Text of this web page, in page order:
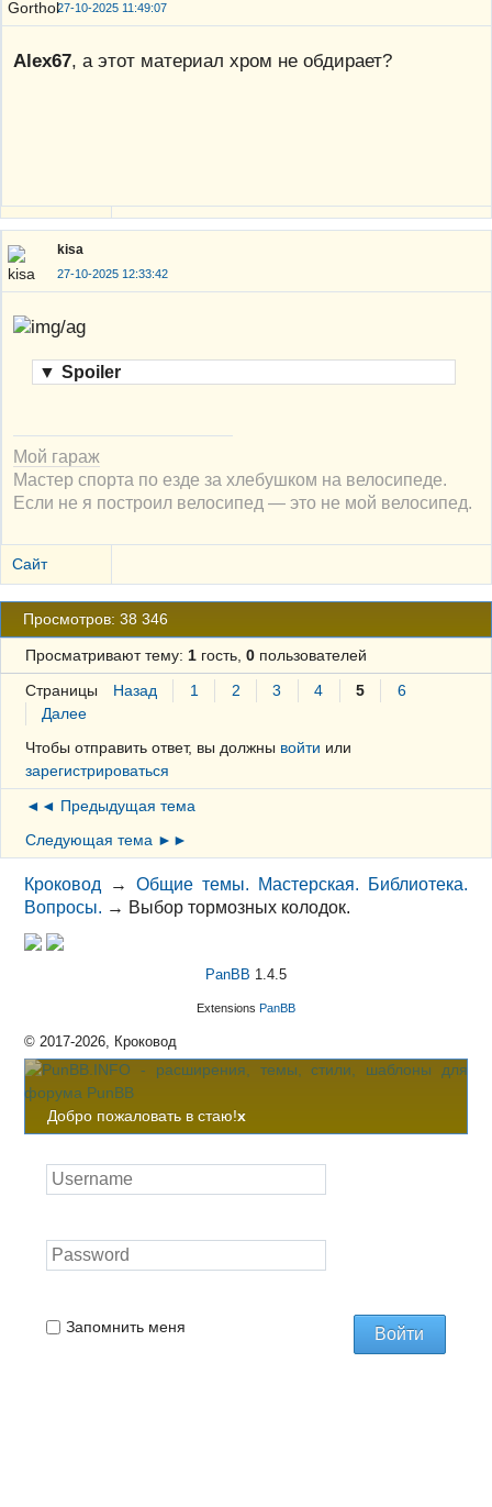
27-10-2025 11:49:07
Alex67, а этот материал хром не обдирает?
kisa
27-10-2025 12:33:42
▼ Spoiler
Мой гараж
Мастер спорта по езде за хлебушком на велосипеде.
Если не я построил велосипед — это не мой велосипед.
Сайт
Просмотров: 38 346
Просматривают тему: 1гость, 0пользователей
Страницы Назад 1 2 3 4 5
6
Далее
Чтобы отправить ответ, вы должны войти или
зарегистрироваться
◄◄ Предыдущая тема
Следующая тема ►►
Кроковод →Общие темы. Мастерская. Библиотека.
Вопросы. → Выбор тормозных колодок.
PanBB 1.4.5
Extensions PanBB
© 2017-2026, Кроковод
Добро пожаловать в стаю!x
Запомнить меня